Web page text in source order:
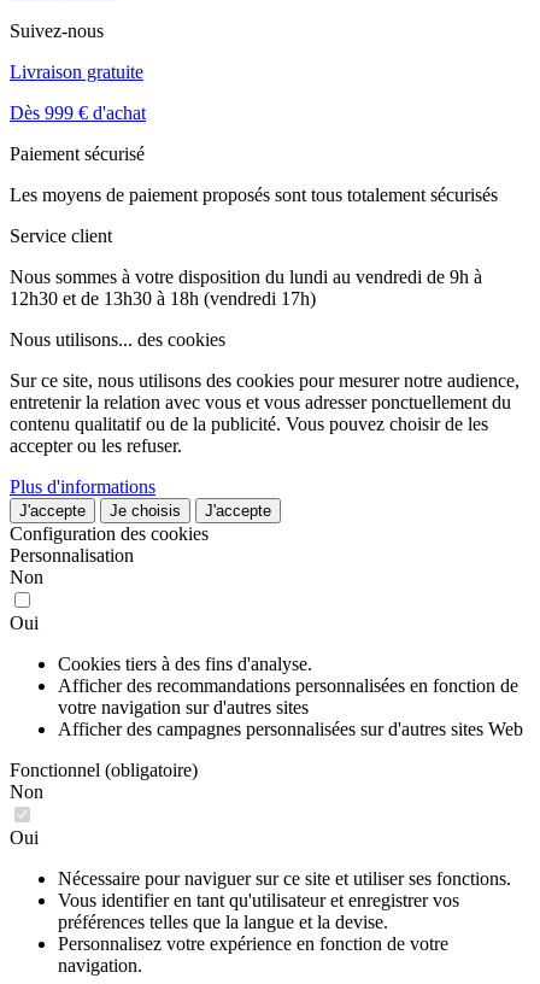
Suivez-nous
Livraison gratuite
Dès 999 € d'achat
Paiement sécurisé
Les moyens de paiement proposés sont tous totalement sécurisés
Service client
Nous sommes à votre disposition du lundi au vendredi de 9h à
12h30 et de 13h30 à 18h (vendredi 17h)
Nous utilisons... des cookies
Sur ce site, nous utilisons des cookies pour mesurer notre audience,
entretenir la relation avec vous et vous adresser ponctuellement du
contenu qualitatif ou de la publicité. Vous pouvez choisir de les
accepter ou les refuser.
Plus d'informations
J'accepte Je choisis J'accepte
Configuration des cookies
Personnalisation
Non
Oui
Cookies tiers à des fins d'analyse.
Afficher des recommandations personnalisées en fonction de
votre navigation sur d'autres sites
Afficher des campagnes personnalisées sur d'autres sites Web
Fonctionnel (obligatoire)
Non
Oui
Nécessaire pour naviguer sur ce site et utiliser ses fonctions.
Vous identifier en tant qu'utilisateur et enregistrer vos
préférences telles que la langue et la devise.
Personnalisez votre expérience en fonction de votre
navigation.